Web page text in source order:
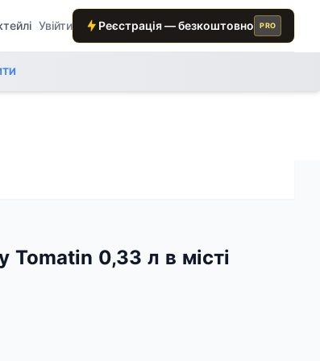
Увійти Реєстрація — безкоштовно PRO
Tomatin 0,33 л в місті